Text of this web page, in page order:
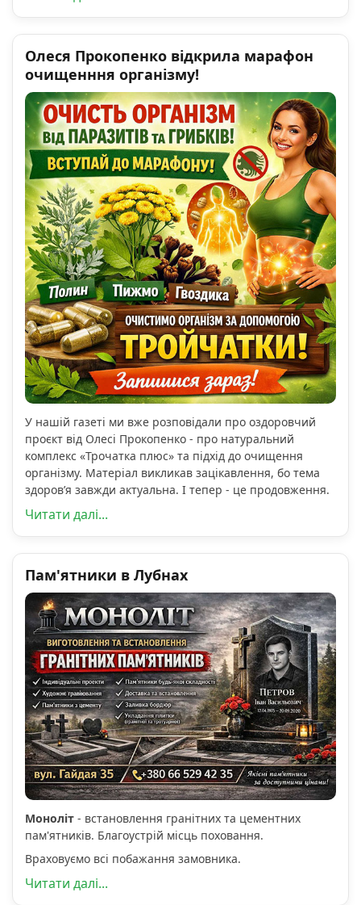
Олеся Прокопенко відкрила марафон
очищенння організму!
У нашій газеті ми вже розповідали про оздоровчий
проєкт від Олесі Прокопенко - про натуральний
комплекс «Трочатка плюс» та підхід до очищення
організму. Матеріал викликав зацікавлення, бо тема
здоров’я завжди актуальна. І тепер - це продовження.
Читати далі...
Пам'ятники в Лубнах
Моноліт - встановлення гранітних та цементних
пам'ятників. Благоустрій місць поховання.
Враховуємо всі побажання замовника.
Читати далі...